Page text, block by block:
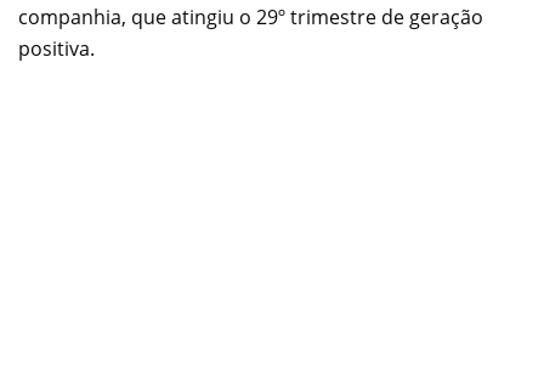
companhia, que atingiu o 29º trimestre de geração
positiva.